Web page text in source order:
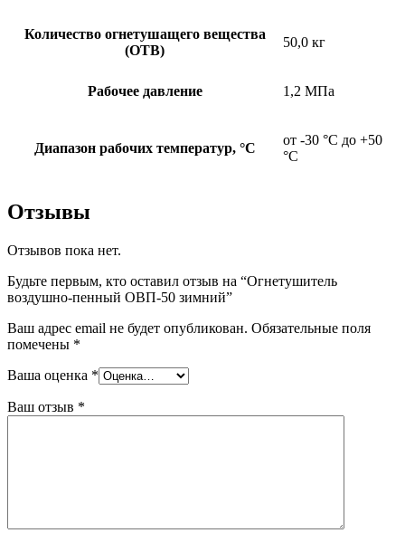
Количество огнетушащего вещества
(ОТВ)
50,0 кг
Рабочее давление 1,2 МПа
Диапазон рабочих температур, °С
от -30 °С до +50
°С
Отзывы
Отзывов пока нет.
Будьте первым, кто оставил отзыв на “Огнетушитель
воздушно-пенный ОВП-50 зимний”
Ваш адрес email не будет опубликован. Обязательные поля
помечены *
Ваша оценка *
Ваш отзыв *